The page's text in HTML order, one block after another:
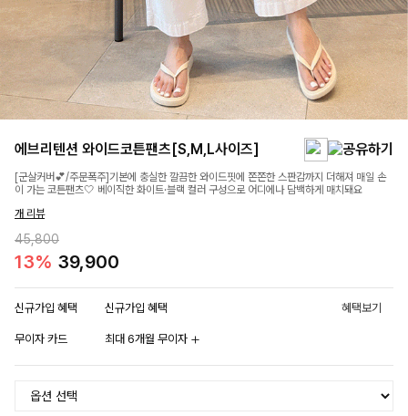
에브리텐션 와이드코튼팬츠[S,M,L사이즈]
[군살커버💕/주문폭주]기본에 충실한 깔끔한 와이드핏에 쫀쫀한 스판감까지 더해져 매일 손
이 가는 코튼팬츠🤍 베이직한 화이트·블랙 컬러 구성으로 어디에나 담백하게 매치돼요
개 리뷰
45,800
13% 39,900
신규가입 혜택 신규가입 혜택 혜택보기
무이자 카드 최대 6개월 무이자